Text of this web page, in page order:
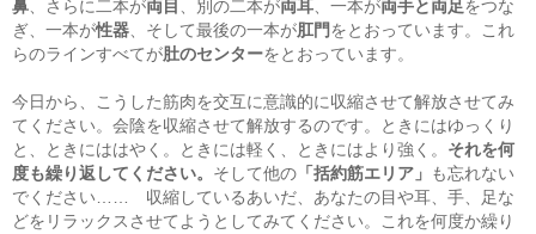
鼻 、さらに二本が両目 、別の二本が両耳 、一本が両手と両足をつな
ぎ、一本が性器 、そして最後の一本が肛門をとおっています。これ
らのラインすべてが肚のセンターをとおっています。
今日から、こうした筋肉を交互に意識的に収縮させて解放させてみ
てください。会陰を収縮させて解放するのです。ときにはゆっくり
と、ときにははやく。ときには軽く、ときにはより強く。 それを何
度も繰り返してください。 そして他の 「括約筋エリア」 も忘れない
でください…… 収縮しているあいだ、あなたの目や耳、手、足な
どをリラックスさせてようとしてみてください。これを何度か繰り